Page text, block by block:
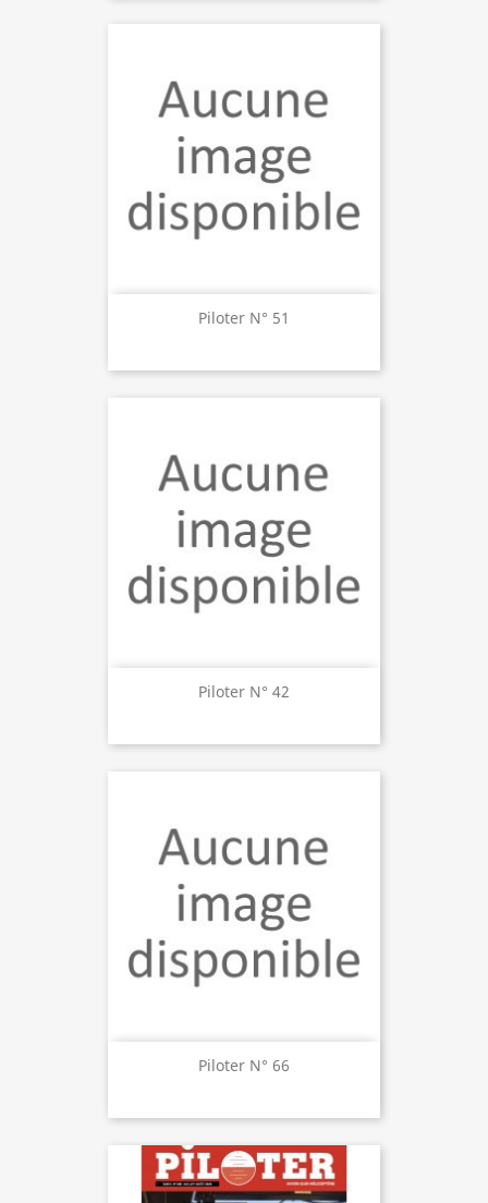
Piloter N° 51
Piloter N° 42
Piloter N° 66